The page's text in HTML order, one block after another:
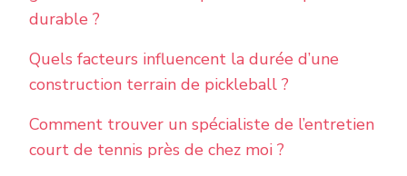
durable ?
Quels facteurs influencent la durée d’une
construction terrain de pickleball ?
Comment trouver un spécialiste de l’entretien
court de tennis près de chez moi ?